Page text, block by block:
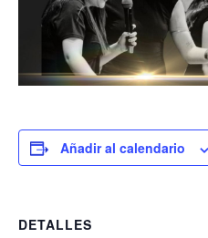
Añadir al calendario
DETALLES